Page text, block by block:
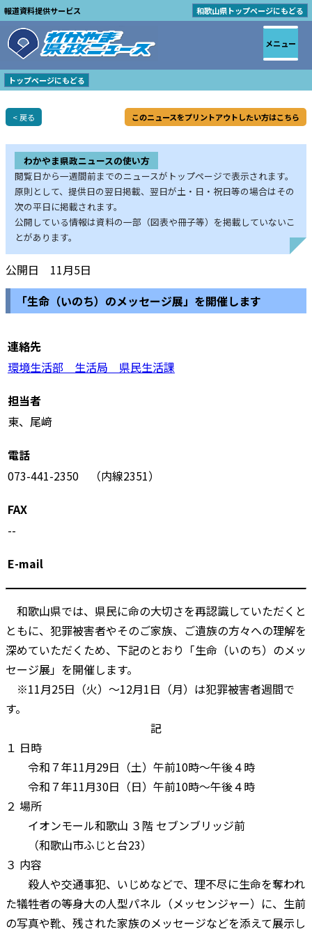
報道資料提供サービス 和歌山県トップページにもどる
トップページにもどる
< 戻る このニュースをプリントアウトしたい方はこちら
わかやま県政ニュースの使い方
閲覧日から一週間前までのニュースがトップページで表示されます。
原則として、提供日の翌日掲載、翌日が土・日・祝日等の場合はその
次の平日に掲載されます。
公開している情報は資料の一部（図表や冊子等）を掲載していないこ
とがあります。
公開日 11月5日
「生命（いのち）のメッセージ展」を開催します
連絡先
環境生活部 生活局 県民生活課
担当者
東、尾﨑
電話
073-441-2350 （内線2351）
FAX
--
E-mail
和歌山県では、県民に命の大切さを再認識していただくと
ともに、犯罪被害者やそのご家族、ご遺族の方々への理解を
深めていただくため、下記のとおり「生命（いのち）のメッ
セージ展」を開催します。
※11月25日（火）～12月1日（月）は犯罪被害者週間で
す。
記
１ 日時
令和７年11月29日（土）午前10時～午後４時
令和７年11月30日（日）午前10時～午後４時
２ 場所
イオンモール和歌山 ３階 セブンブリッジ前
（和歌山市ふじと台23）
３ 内容
殺人や交通事犯、いじめなどで、理不尽に生命を奪われ
た犠牲者の等身大の人型パネル（メッセンジャー）に、生前
の写真や靴、残された家族のメッセージなどを添えて展示し
メニュー